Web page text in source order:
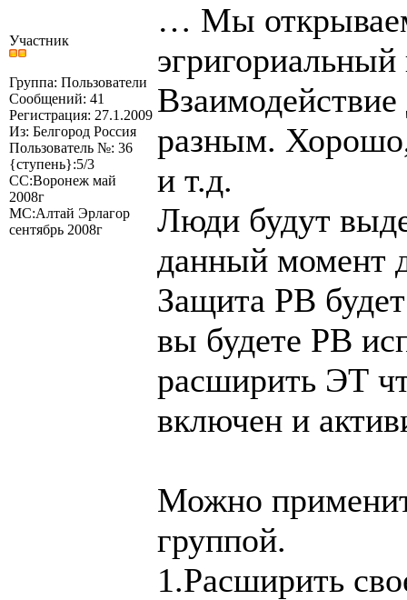
Участник
Группа: Пользователи
Сообщений: 41
Регистрация: 27.1.2009
Из: Белгород Россия
Пользователь №: 36
{ступень}:5/3
СС:Воронеж май
2008г
МС:Алтай Эрлагор
сентябрь 2008г
… Мы
разным. Хорошо,
и т.д.
Люди будут
данный момент
Защита РВ
вы будете РВ
расширить ЭТ
включен и
Можно
группой.
1.Расширить